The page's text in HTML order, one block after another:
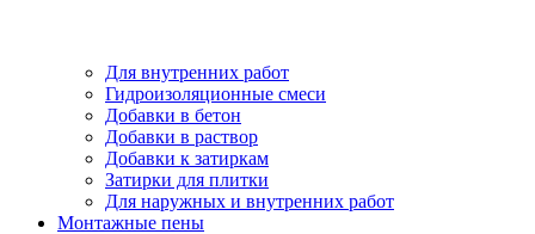
Для внутренних работ
Гидроизоляционные смеси
Добавки в бетон
Добавки в раствор
Добавки к затиркам
Затирки для плитки
Для наружных и внутренних работ
Монтажные пены